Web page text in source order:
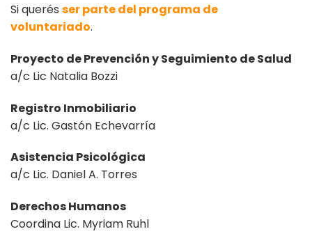
Si querés ser parte del programa de
voluntariado.
Proyecto de Prevención y Seguimiento de Salud
a/c Lic Natalia Bozzi
Registro Inmobiliario
a/c Lic. Gastón Echevarría
Asistencia Psicológica
a/c Lic. Daniel A. Torres
Derechos Humanos
Coordina Lic. Myriam Ruhl